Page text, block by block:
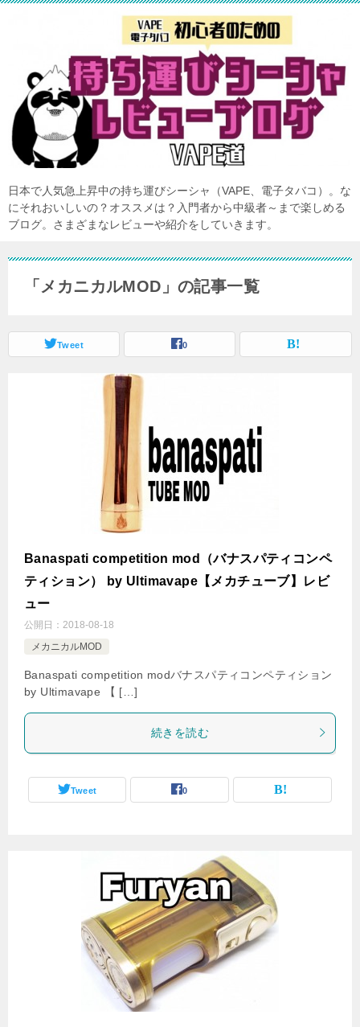
日本で人気急上昇中の持ち運びシーシャ（VAPE、電子タバコ）。な
にそれおいしいの？オススメは？入門者から中級者～まで楽しめる
ブログ。さまざまなレビューや紹介をしていきます。
「メカニカルMOD」の記事一覧
Tweet 0
Banaspati competition mod（バナスパティコンペ
ティション） by Ultimavape【メカチューブ】レビ
ュー
公開日： 2018-08-18
メカニカルMOD
Banaspati competition modバナスパティコンペティション
by Ultimavape 【 […]
続きを読む
Tweet 0